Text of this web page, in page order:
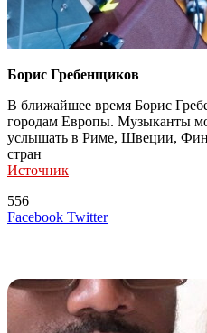
Борис Гребенщиков
В ближайшее время Борис
городам Европы. Музыканты
услышать в Риме, Швеции,
стран
Источник
556
Facebook TwitterLinkedIn
Tumblr
Reddit
Вконтакте
Одноклассники
Skype
Messenger
Messenger
WhatsApp
Telegram
Viber
Line
Поделиться
Печатать